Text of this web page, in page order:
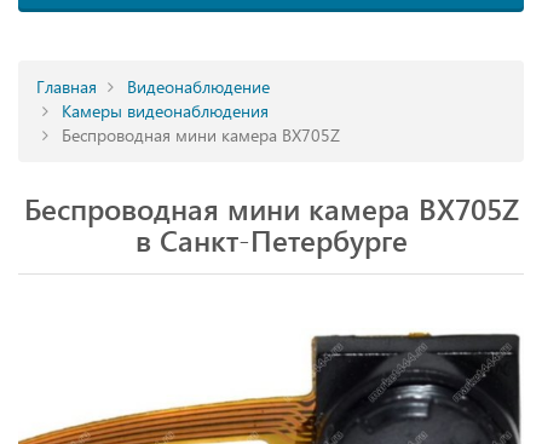
Главная
Видеонаблюдение
Камеры видеонаблюдения
Беспроводная мини камера BX705Z
Беспроводная мини камера BX705Z
в Санкт-Петербурге